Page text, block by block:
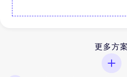
更多方案